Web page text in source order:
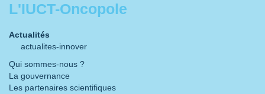
L'IUCT-Oncopole
Actualités
actualites-innover
Qui sommes-nous ?
La gouvernance
Les partenaires scientifiques